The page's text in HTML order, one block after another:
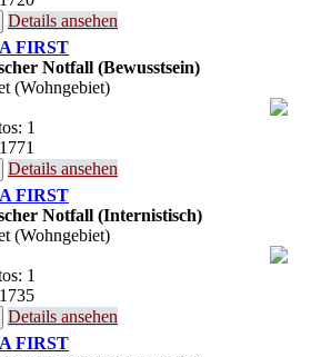
Details ansehen
FIRST
Notfall (Bewusstsein)
(Wohngebiet)
1
Details ansehen
FIRST
Notfall (Internistisch)
(Wohngebiet)
1
Details ansehen
FIRST